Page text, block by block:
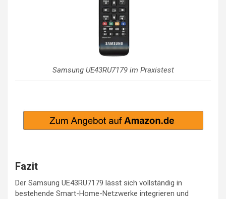
Samsung UE43RU7179 im Praxistest
Fazit
Der Samsung UE43RU7179 lässt sich vollständig in
bestehende Smart-Home-Netzwerke integrieren und